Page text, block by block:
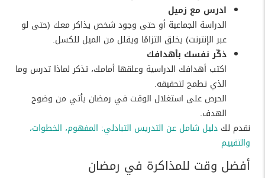
ادرس مع زميل
الدراسة الجماعية أو حتى وجود شخص يذاكر معك (حتى لو
عبر الإنترنت) يخلق التزامًا ويقلل من الميل للكسل.
ذكّر نفسك بأهدافك
اكتب أهدافك الدراسية وعلقها أمامك، تذكر لماذا تدرس وما
الذي تطمح لتحقيقه.
الحرص على استغلال الوقت في رمضان يأتي من وضوح
الهدف.
نقدم لك دليل شامل عن التدريس التبادلي: المفهوم، الخطوات،
والتقييم
أفضل وقت للمذاكرة في رمضان